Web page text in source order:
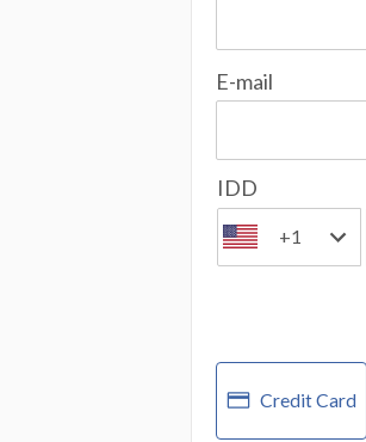
E-mail
IDD
+1
Credit Card